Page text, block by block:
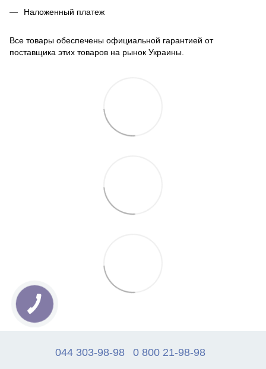
Наложенный платеж
Все товары обеспечены официальной гарантией от
поставщика этих товаров на рынок Украины.
044 303-98-98 0 800 21-98-98